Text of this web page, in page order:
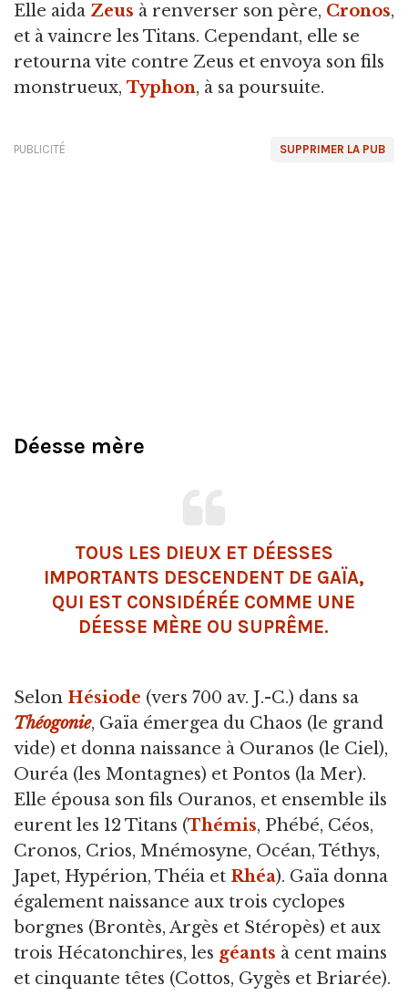
Elle aida Zeus à renverser son père, Cronos,
et à vaincre les Titans. Cependant, elle se
retourna vite contre Zeus et envoya son fils
monstrueux, Typhon, à sa poursuite.
SUPPRIMER LA PUB
PUBLICITÉ
Déesse mère
TOUS LES DIEUX ET DÉESSES
IMPORTANTS DESCENDENT DE GAÏA,
QUI EST CONSIDÉRÉE COMME UNE
DÉESSE MÈRE OU SUPRÊME.
Selon Hésiode (vers 700 av. J.-C.) dans sa
Théogonie, Gaïa émergea du Chaos (le grand
vide) et donna naissance à Ouranos (le Ciel),
Ouréa (les Montagnes) et Pontos (la Mer).
Elle épousa son fils Ouranos, et ensemble ils
eurent les 12 Titans (Thémis, Phébé, Céos,
Cronos, Crios, Mnémosyne, Océan, Téthys,
Japet, Hypérion, Théia et Rhéa). Gaïa donna
également naissance aux trois cyclopes
borgnes (Brontès, Argès et Stéropès) et aux
trois Hécatonchires, les géants à cent mains
et cinquante têtes (Cottos, Gygès et Briarée).